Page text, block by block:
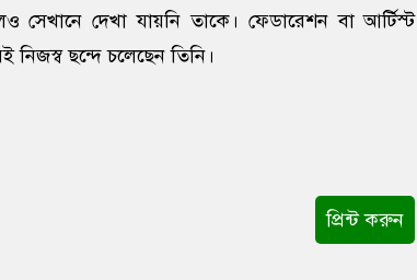
দেখা যায়নি তাকে। ফেডারেশন বা আর্টিস্ট
ছন্দে চলেছেন তিনি।
প্রিন্ট করুন